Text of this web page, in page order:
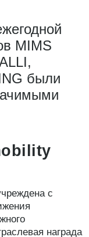
MIMS
были
с
награда